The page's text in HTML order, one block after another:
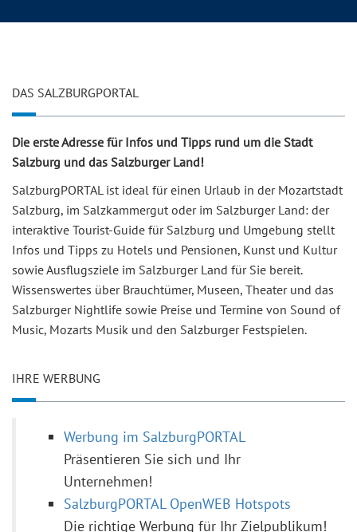
DAS SALZBURGPORTAL
Die erste Adresse für Infos und Tipps rund um die Stadt
Salzburg und das Salzburger Land!
SalzburgPORTAL ist ideal für einen Urlaub in der Mozartstadt
Salzburg, im Salzkammergut oder im Salzburger Land: der
interaktive Tourist-Guide für Salzburg und Umgebung stellt
Infos und Tipps zu Hotels und Pensionen, Kunst und Kultur
sowie Ausflugsziele im Salzburger Land für Sie bereit.
Wissenswertes über Brauchtümer, Museen, Theater und das
Salzburger Nightlife sowie Preise und Termine von Sound of
Music, Mozarts Musik und den Salzburger Festspielen.
IHRE WERBUNG
Werbung im SalzburgPORTAL
Präsentieren Sie sich und Ihr
Unternehmen!
SalzburgPORTAL OpenWEB Hotspots
Die richtige Werbung für Ihr Zielpublikum!